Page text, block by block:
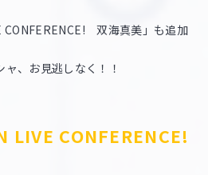
CONFERENCE! 双海真美」も追加
、お見逃しなく！！
LIVE CONFERENCE!